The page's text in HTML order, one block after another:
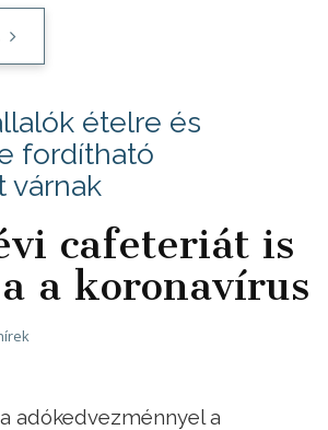
ételre és
fordítható
várnak
cafeteriát is
a koronavírus
adókedvezménnyel a